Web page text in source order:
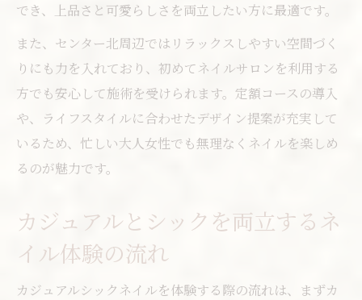
でき、上品さと可愛らしさを両立したい方に最適です。
また、センター北周辺ではリラックスしやすい空間づく
りにも力を入れており、初めてネイルサロンを利用する
方でも安心して施術を受けられます。定額コースの導入
や、ライフスタイルに合わせたデザイン提案が充実して
いるため、忙しい大人女性でも無理なくネイルを楽しめ
るのが魅力です。
カジュアルとシックを両立するネ
イル体験の流れ
カジュアルシックネイルを体験する際の流れは、まずカ